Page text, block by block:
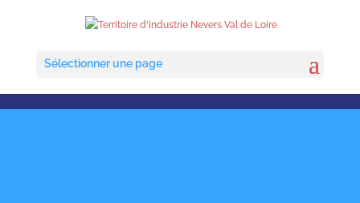
Sélectionner une page